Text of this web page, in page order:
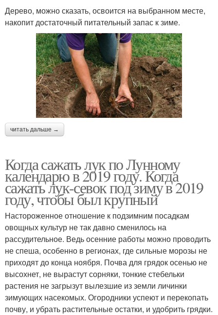
Дерево, можно сказать, освоится на выбранном месте,
накопит достаточный питательный запас к зиме.
читать дальше →
Когда сажать лук по Лунному
календарю в 2019 году. Когда
сажать лук-севок под зиму в 2019
году, чтобы был крупный
Настороженное отношение к подзимним посадкам
овощных культур не так давно сменилось на
рассудительное. Ведь осенние работы можно проводить
не спеша, особенно в регионах, где сильные морозы не
приходят до конца ноября. Почва для грядок осенью не
высохнет, не вырастут сорняки, тонкие стебельки
растения не загрызут вылезшие из земли личинки
зимующих насекомых. Огородники успеют и перекопать
почву, и убрать растительные остатки, и удобрить грядки.